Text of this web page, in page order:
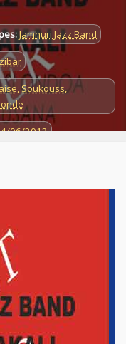
Jamhuri Jazz Band
,Soukouss,
06/2012